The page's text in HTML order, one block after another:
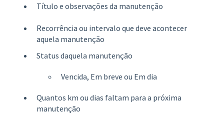
Título e observações da manutenção
Recorrência ou intervalo que deve acontecer
aquela manutenção
Status daquela manutenção
Vencida, Em breve ou Em dia
Quantos km ou dias faltam para a próxima
manutenção